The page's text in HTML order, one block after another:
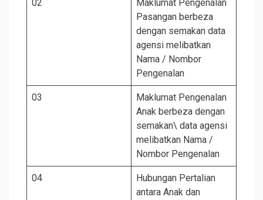
02
Maklumat Pengenalan
Pasangan berbeza
dengan semakan data
agensi melibatkan
Nama / Nombor
Pengenalan
03
Maklumat Pengenalan
Anak berbeza dengan
semakan\ data agensi
melibatkan Nama /
Nombor Pengenalan
04
Hubungan Pertalian
antara Anak dan